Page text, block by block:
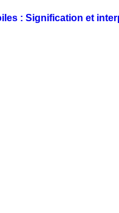
: Signification et